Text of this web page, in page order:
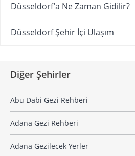
Düsseldorf'a Ne Zaman Gidilir?
Düsseldorf Şehir İçi Ulaşım
Diğer Şehirler
Abu Dabi Gezi Rehberi
Adana Gezi Rehberi
Adana Gezilecek Yerler